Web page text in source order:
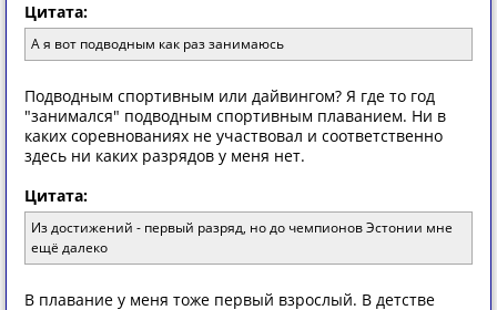
Цитата:
А я вот подводным как раз занимаюсь
Подводным спортивным или дайвингом? Я где то год
"занимался" подводным спортивным плаванием. Ни в
каких соревнованиях не участвовал и соответственно
здесь ни каких разрядов у меня нет.
Цитата:
Из достижений - первый разряд, но до чемпионов Эстонии мне
ещё далеко
В плавание у меня тоже первый взрослый. В детстве